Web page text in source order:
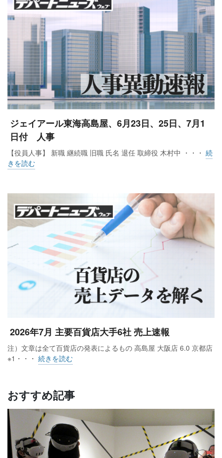
ジェイアール東海高島屋、6月23日、25日、7月1
日付 人事
【役員人事】 新職 継続職 旧職 氏名 退任 取締役 木村中 ・・・ 続
きを読む
2026年7月 主要百貨店大手6社 売上速報
注）文章は全て百貨店の発表によるもの 高島屋 大阪店 6.0 京都店
※1・・・ 続きを読む
おすすめ記事